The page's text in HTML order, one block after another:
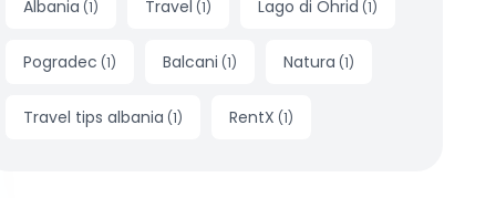
Albania (1) Travel (1) Lago di Ohrid (1)
Pogradec (1) Balcani (1) Natura (1)
Travel tips albania (1) RentX (1)